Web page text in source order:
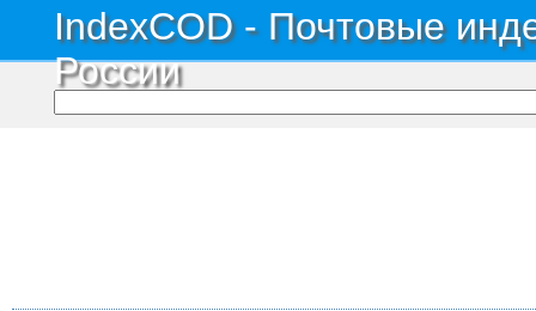
IndexCOD - Почтовые
России